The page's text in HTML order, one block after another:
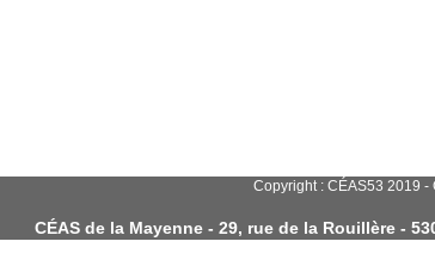
Copyright : CÉAS53 2019 -
CÉAS de la Mayenne - 29, rue de la Rouillère -